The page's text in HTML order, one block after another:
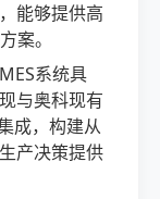
能够提供高
案。
系统具
与奥科现有
成，构建从
产决策提供